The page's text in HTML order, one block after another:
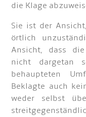
die Klage
Sie ist der
örtlich
Ansicht, dass
nicht dargetan
behaupteten
Beklagte auch
weder selbst